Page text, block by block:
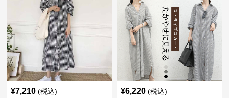
¥7,210 (税込) ¥6,220 (税込)